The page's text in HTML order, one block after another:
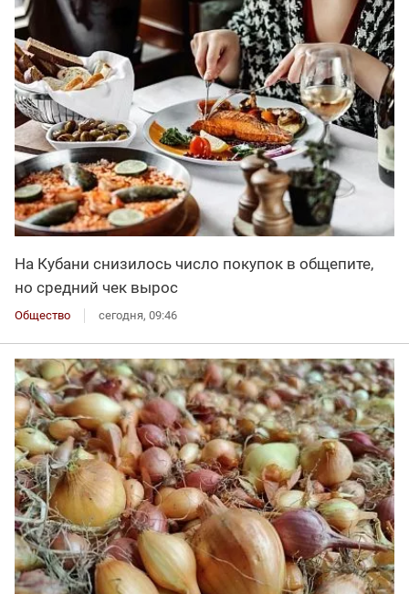
На Кубани снизилось число покупок в общепите,
но средний чек вырос
Общество сегодня, 09:46